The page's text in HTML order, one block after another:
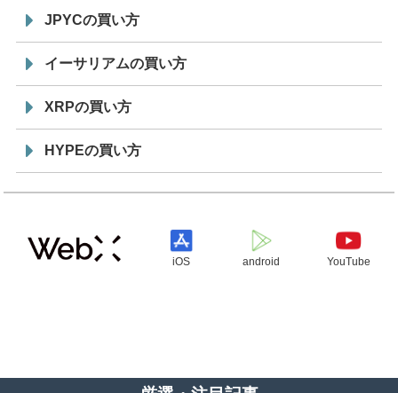
JPYCの買い方
イーサリアムの買い方
XRPの買い方
HYPEの買い方
iOS android YouTube